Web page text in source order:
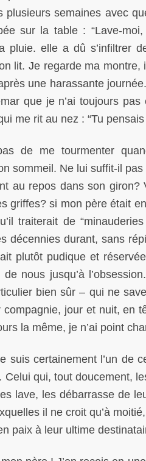
plusieurs semaines avec
sur la table : “Lave-
pluie. elle a dû s’infiltrer
lit. Je regarde ma montre,
une harassante
que je n’ai toujours
me rit au nez : “Tu
de me tourmenter
sommeil. Ne lui suffit-il
au repos dans son
griffes? si mon père était
traiterait de
décennies durant, sans
plutôt pudique et
de nous jusqu’à
bien sûr – qui ne
compagnie, jour et nuit, en
la même, je n’ai point
suis certainement l’un de
Celui qui, tout doucement,
lave, les débarrasse de
il ne croit qu’à
paix à leur ultime